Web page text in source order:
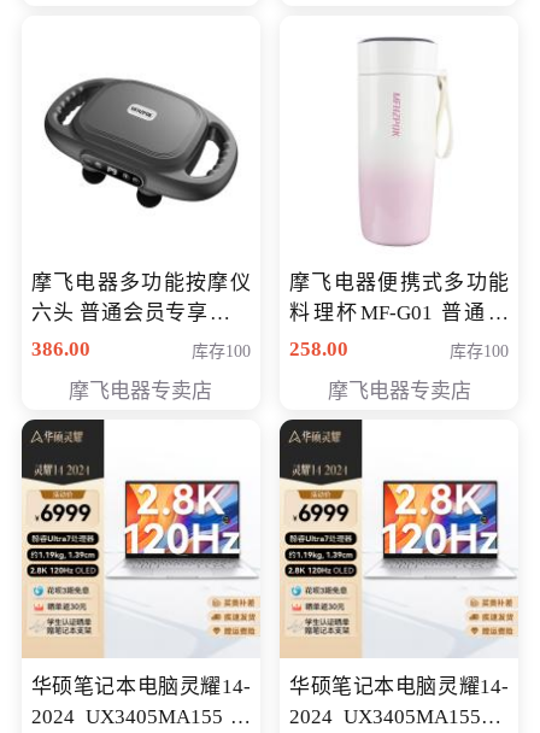
摩飞电器多功能按摩仪
六头 普通会员专享价格
199元
386.00 库存100
摩飞电器专卖店
摩飞电器便携式多功能
料理杯MF-G01 普通会
员专享价格118元
258.00 库存100
摩飞电器专卖店
华硕笔记本电脑灵耀14-
2024 UX3405MA155冰
华硕笔记本电脑灵耀14-
2024 UX3405MA155夜